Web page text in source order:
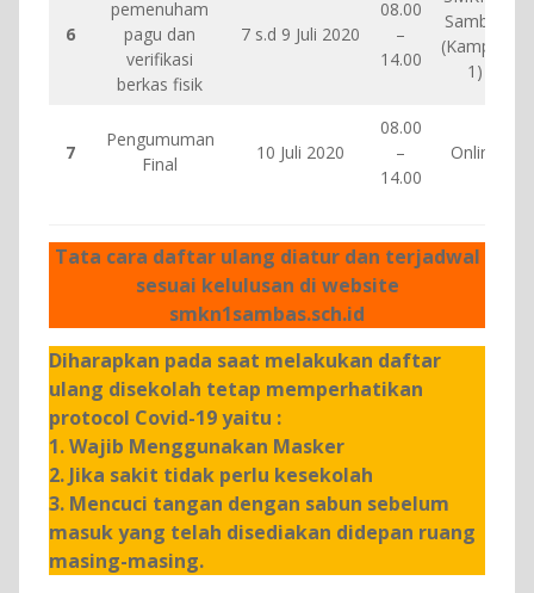
6
pemenuham
pagu dan
verifikasi
berkas fisik
7 s.d 9 Juli 2020
08.00
–
14.00
Sambas
(Kampus
1)
7
Pengumuman
Final
10 Juli 2020
08.00
–
14.00
Online
Tata cara daftar ulang diatur dan terjadwal
sesuai kelulusan di website
smkn1sambas.sch.id
Diharapkan pada saat melakukan daftar
ulang disekolah tetap memperhatikan
protocol Covid-19 yaitu :
1. Wajib Menggunakan Masker
2. Jika sakit tidak perlu kesekolah
3. Mencuci tangan dengan sabun sebelum
masuk yang telah disediakan didepan ruang
masing-masing.